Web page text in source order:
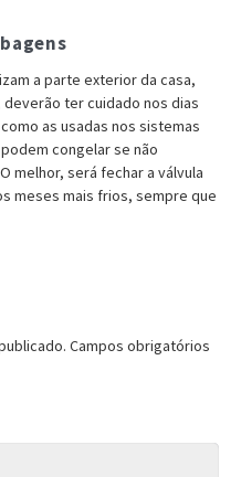
a parte exterior da casa,
ter cuidado nos dias
as usadas nos sistemas
congelar se não
melhor, será fechar a válvula
meses mais frios, sempre que
Campos obrigatórios